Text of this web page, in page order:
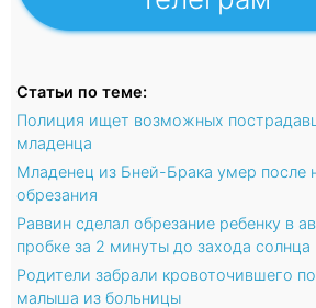
Статьи по теме:
Полиция ищет возможных
младенца
Младенец из Бней-Брака умер после
обрезания
Раввин сделал обрезание ребенку в
пробке за 2 минуты до захода солнца
Родители забрали кровоточившего
малыша из больницы